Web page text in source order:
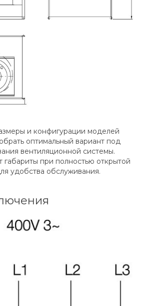
и конфигурации моделей
оптимальный вариант под
вентиляционной системы.
габариты при полностью открытой
удобства обслуживания.